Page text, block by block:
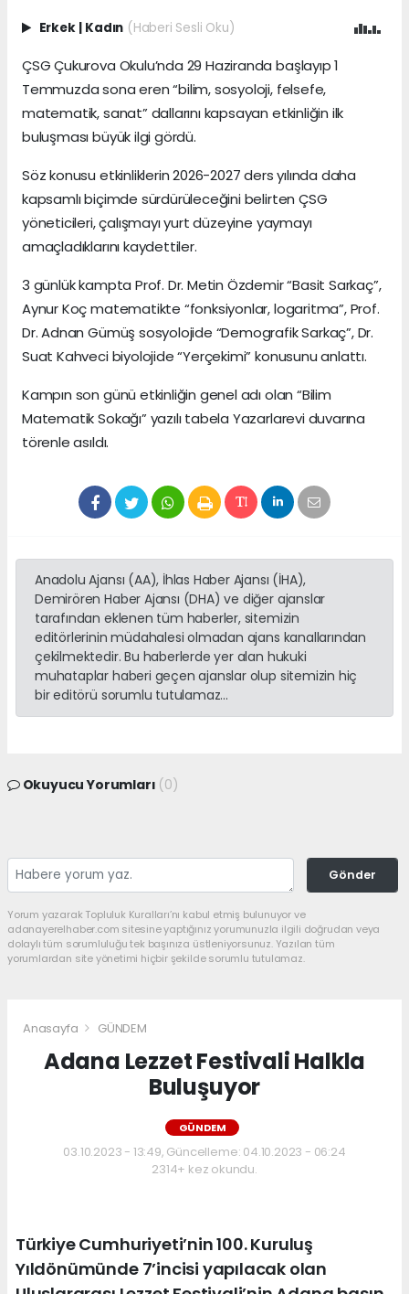
Erkek Kadın (Haberi Sesli Oku)
ÇSG Çukurova Okulu’nda 29 Haziranda başlayıp 1
Temmuzda sona eren “bilim, sosyoloji, felsefe,
matematik, sanat” dallarını kapsayan etkinliğin ilk
buluşması büyük ilgi gördü.
Söz konusu etkinliklerin 2026-2027 ders yılında daha
kapsamlı biçimde sürdürüleceğini belirten ÇSG
yöneticileri, çalışmayı yurt düzeyine yaymayı
amaçladıklarını kaydettiler.
3 günlük kampta Prof. Dr. Metin Özdemir “Basit Sarkaç”,
Aynur Koç matematikte “fonksiyonlar, logaritma”, Prof.
Dr. Adnan Gümüş sosyolojide “Demografik Sarkaç”, Dr.
Suat Kahveci biyolojide “Yerçekimi” konusunu anlattı.
Kampın son günü etkinliğin genel adı olan “Bilim
Matematik Sokağı” yazılı tabela Yazarlarevi duvarına
törenle asıldı.
Anadolu Ajansı (AA), İhlas Haber Ajansı (İHA),
Demirören Haber Ajansı (DHA) ve diğer ajanslar
tarafından eklenen tüm haberler, sitemizin
editörlerinin müdahalesi olmadan ajans kanallarından
çekilmektedir. Bu haberlerde yer alan hukuki
muhataplar haberi geçen ajanslar olup sitemizin hiç
bir editörü sorumlu tutulamaz...
Okuyucu Yorumları (0)
Gönder
Yorum yazarak Topluluk Kuralları’nı kabul etmiş bulunuyor ve
adanayerelhaber.com sitesine yaptığınız yorumunuzla ilgili doğrudan veya
dolaylı tüm sorumluluğu tek başınıza üstleniyorsunuz. Yazılan tüm
yorumlardan site yönetimi hiçbir şekilde sorumlu tutulamaz.
Anasayfa GÜNDEM
Adana Lezzet Festivali Halkla
Buluşuyor
GÜNDEM
03.10.2023 - 13:49, Güncelleme: 04.10.2023 - 06:24
2314+ kez okundu.
Türkiye Cumhuriyeti’nin 100. Kuruluş
Yıldönümünde 7’incisi yapılacak olan